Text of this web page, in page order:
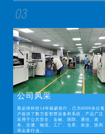
公司风采
斯必得科技14年砥砺前行，已为6000余位客
户提供了数万套智慧设备和系统，产品广泛
应用于公共安全、金融、国防、通信、政
务、交通、物流、工厂、仓库、农业、医药
等众多行业。